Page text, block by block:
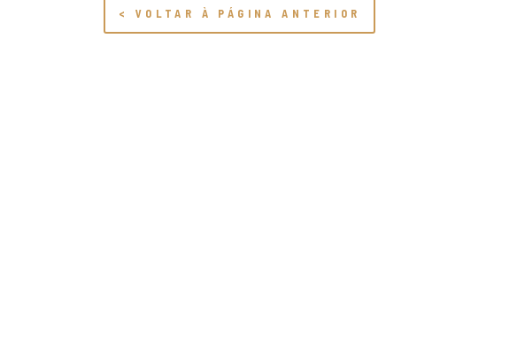
< VOLTAR À PÁGINA ANTERIOR